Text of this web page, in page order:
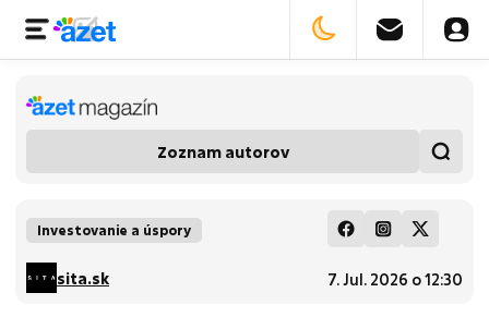
Zoznam autorov
Investovanie a úspory
7. Jul. 2026 o 12:30
sita.sk